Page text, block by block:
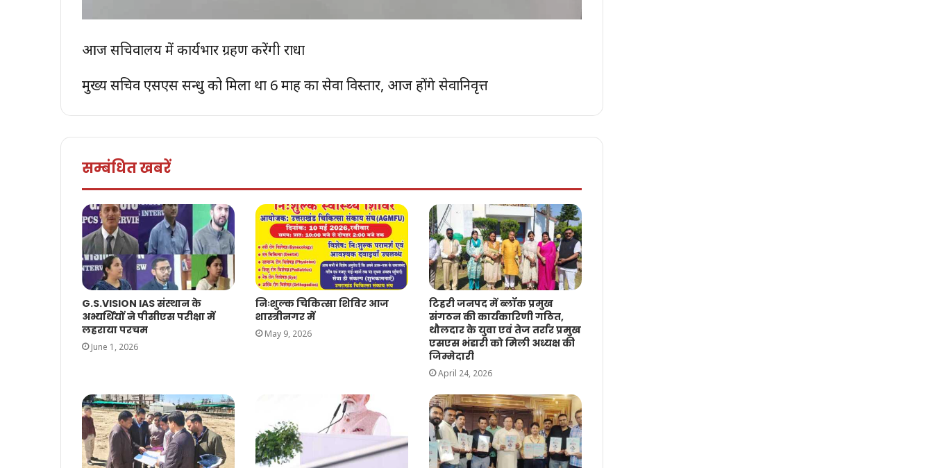
आज सचिवालय में कार्यभार ग्रहण करेंगी राधा
मुख्य सचिव एसएस सन्धु को मिला था 6 माह का सेवा विस्तार, आज होंगे सेवानिवृत्त
सम्बंधित खबरें
G.S.VISION IAS संस्थान के
अभ्यर्थियों ने पीसीएस परीक्षा में
लहराया परचम
June 1, 2026
निःशुल्क चिकित्सा शिविर आज
शास्त्रीनगर में
May 9, 2026
टिहरी जनपद में ब्लॉक प्रमुख
संगठन की कार्यकारिणी गठित,
थौलदार के युवा एवं तेज तर्रार प्रमुख
एसएस भंडारी को मिली अध्यक्ष की
जिम्मेदारी
April 24, 2026